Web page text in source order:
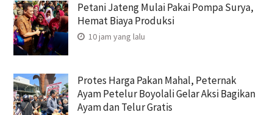
Petani Jateng Mulai Pakai Pompa Surya,
Hemat Biaya Produksi
10 jam yang lalu
Protes Harga Pakan Mahal, Peternak
Ayam Petelur Boyolali Gelar Aksi Bagikan
Ayam dan Telur Gratis